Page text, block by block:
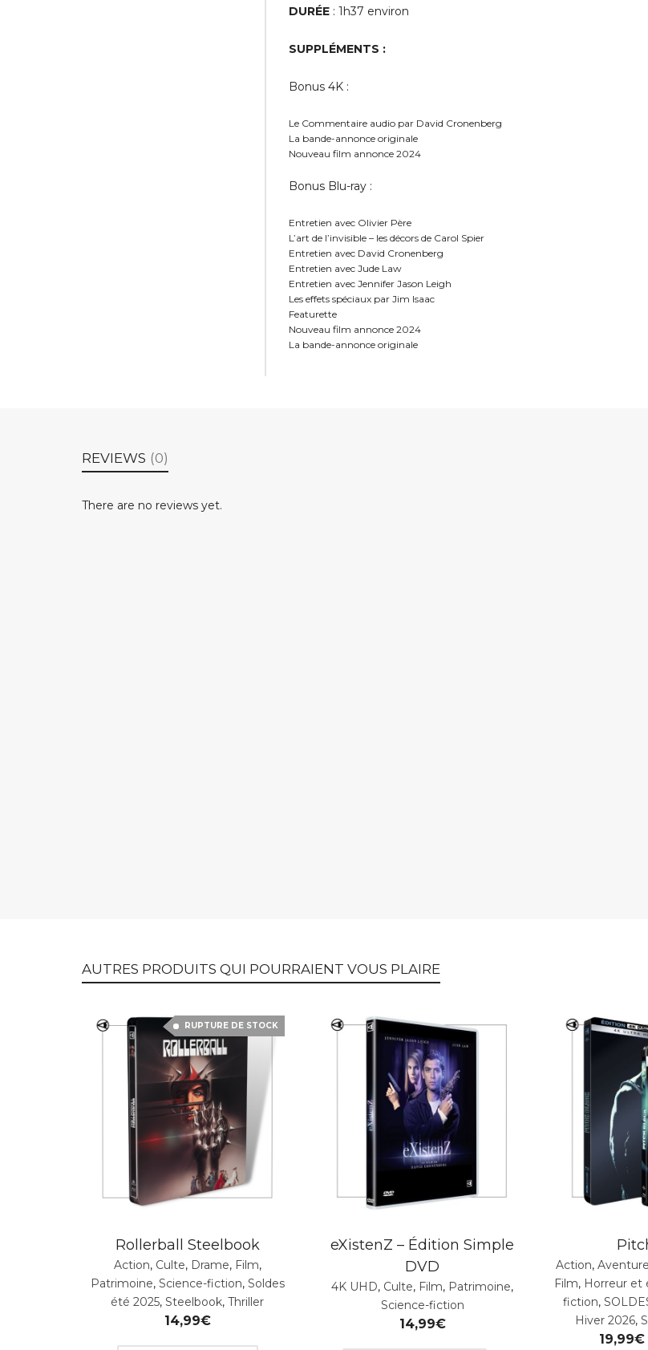
DURÉE : 1h37 environ
SUPPLÉMENTS :
Bonus 4K :
Le Commentaire audio par David Cronenberg
La bande-annonce originale
Nouveau film annonce 2024
Bonus Blu-ray :
Entretien avec Olivier Père
L’art de l’invisible – les décors de Carol Spier
Entretien avec David Cronenberg
Entretien avec Jude Law
Entretien avec Jennifer Jason Leigh
Les effets spéciaux par Jim Isaac
Featurette
Nouveau film annonce 2024
La bande-annonce originale
REVIEWS (0)
There are no reviews yet.
AUTRES PRODUITS QUI POURRAIENT VOUS PLAIRE
RUPTURE DE STOCK
Rollerball Steelbook
Action, Culte, Drame, Film,
Patrimoine, Science-fiction, Soldes
été 2025, Steelbook, Thriller
14,99€
eXistenZ – Édition Simple
DVD
4K UHD, Culte, Film, Patrimoine,
Science-fiction
14,99€
Action, Aventure
Film, Horreur et
fiction,
Hiver 2026,
19,99€